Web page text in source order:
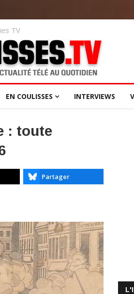
TV
EN COULISSES INTERVIEWS
: toute
Partager